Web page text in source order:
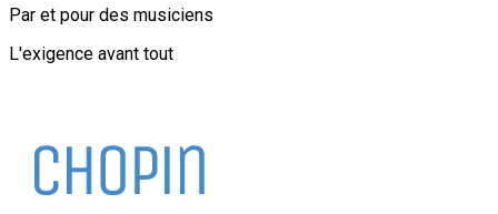
Par et pour des musiciens
L'exigence avant tout